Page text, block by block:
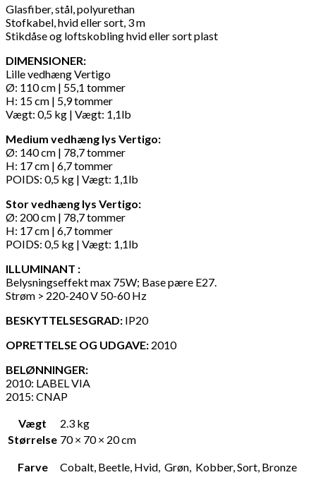
Glasfiber, stål, polyurethan
Stofkabel, hvid eller sort, 3 m
Stikdåse og loftskobling hvid eller sort plast
DIMENSIONER:
Lille vedhæng Vertigo
Ø: 110 cm | 55,1 tommer
H: 15 cm | 5,9 tommer
Vægt: 0,5 kg | Vægt: 1,1lb
Medium vedhæng lys Vertigo:
Ø: 140 cm | 78,7 tommer
H: 17 cm | 6,7 tommer
POIDS: 0,5 kg | Vægt: 1,1lb
Stor vedhæng lys Vertigo:
Ø: 200 cm | 78,7 tommer
H: 17 cm | 6,7 tommer
POIDS: 0,5 kg | Vægt: 1,1lb
ILLUMINANT :
Belysningseffekt max 75W; Base pære E27.
Strøm > 220-240 V 50-60 Hz
BESKYTTELSESGRAD: IP20
OPRETTELSE OG UDGAVE: 2010
BELØNNINGER:
2010: LABEL VIA
2015: CNAP
Vægt
2.3 kg
Størrelse 70 × 70 × 20 cm
Farve Cobalt, Beetle, Hvid, Grøn, Kobber, Sort, Bronze